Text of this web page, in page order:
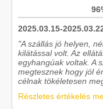
2025.03.15-
"A szállás jó helyen,
kilátással volt. Az
egyhangúak voltak. A
megtesznek hogy jól
célnak tökéletesen
Részletes értékelés